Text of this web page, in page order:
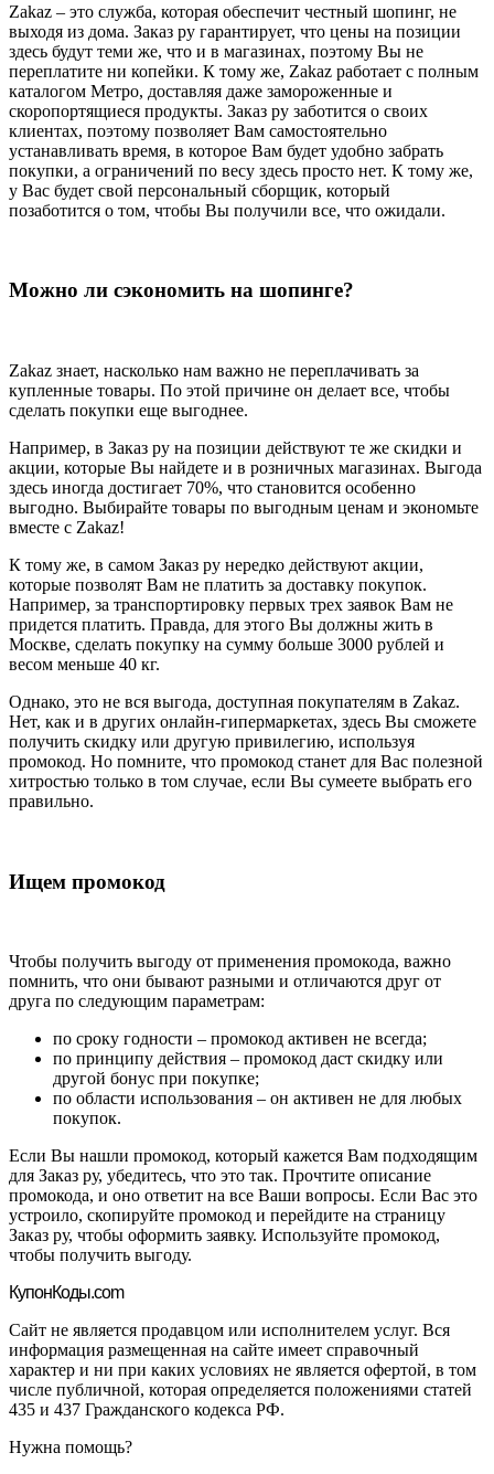
Zakaz – это служба, которая обеспечит честный шопинг, не
выходя из дома. Заказ ру гарантирует, что цены на позиции
здесь будут теми же, что и в магазинах, поэтому Вы не
переплатите ни копейки. К тому же, Zakaz работает с полным
каталогом Метро, доставляя даже замороженные и
скоропортящиеся продукты. Заказ ру заботится о своих
клиентах, поэтому позволяет Вам самостоятельно
устанавливать время, в которое Вам будет удобно забрать
покупки, а ограничений по весу здесь просто нет. К тому же,
у Вас будет свой персональный сборщик, который
позаботится о том, чтобы Вы получили все, что ожидали.
Можно ли сэкономить на шопинге?
Zakaz знает, насколько нам важно не переплачивать за
купленные товары. По этой причине он делает все, чтобы
сделать покупки еще выгоднее.
Например, в Заказ ру на позиции действуют те же скидки и
акции, которые Вы найдете и в розничных магазинах. Выгода
здесь иногда достигает 70%, что становится особенно
выгодно. Выбирайте товары по выгодным ценам и экономьте
вместе с Zakaz!
К тому же, в самом Заказ ру нередко действуют акции,
которые позволят Вам не платить за доставку покупок.
Например, за транспортировку первых трех заявок Вам не
придется платить. Правда, для этого Вы должны жить в
Москве, сделать покупку на сумму больше 3000 рублей и
весом меньше 40 кг.
Однако, это не вся выгода, доступная покупателям в Zakaz.
Нет, как и в других онлайн-гипермаркетах, здесь Вы сможете
получить скидку или другую привилегию, используя
промокод. Но помните, что промокод станет для Вас полезной
хитростью только в том случае, если Вы сумеете выбрать его
правильно.
Ищем промокод
Чтобы получить выгоду от применения промокода, важно
помнить, что они бывают разными и отличаются друг от
друга по следующим параметрам:
по сроку годности – промокод активен не всегда;
по принципу действия – промокод даст скидку или
другой бонус при покупке;
по области использования – он активен не для любых
покупок.
Если Вы нашли промокод, который кажется Вам подходящим
для Заказ ру, убедитесь, что это так. Прочтите описание
промокода, и оно ответит на все Ваши вопросы. Если Вас это
устроило, скопируйте промокод и перейдите на страницу
Заказ ру, чтобы оформить заявку. Используйте промокод,
чтобы получить выгоду.
КупонКоды.com
Сайт не является продавцом или исполнителем услуг. Вся
информация размещенная на сайте имеет справочный
характер и ни при каких условиях не является офертой, в том
числе публичной, которая определяется положениями статей
435 и 437 Гражданского кодекса РФ.
Нужна помощь?